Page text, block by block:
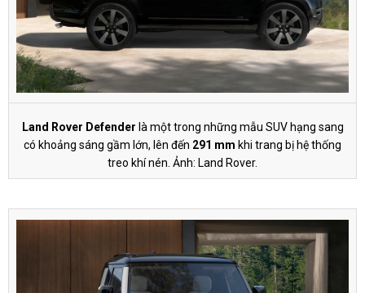
Land Rover Defender là một trong những mẫu SUV hạng sang
có khoảng sáng gầm lớn, lên đến 291 mm khi trang bị hệ thống
treo khí nén. Ảnh: Land Rover.